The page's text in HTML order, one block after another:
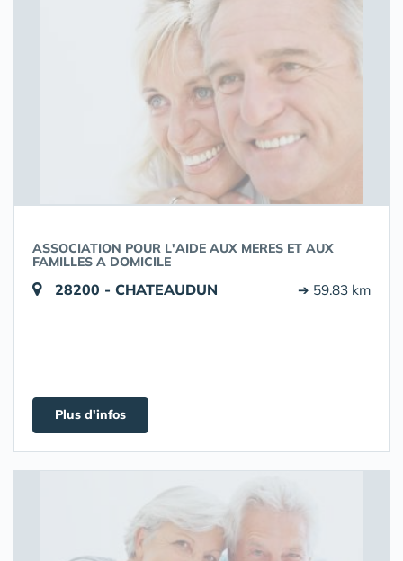
ASSOCIATION POUR L'AIDE AUX MERES ET AUX
FAMILLES A DOMICILE
28200 - CHATEAUDUN ➔ 59.83 km
Plus d'infos